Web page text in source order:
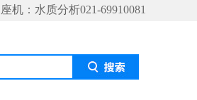
座机：水质分析021-69910081